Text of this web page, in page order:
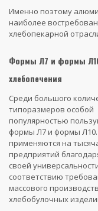
Именно поэтому
наиболее
хлебопекарной
Формы Л7 и формы
хлебопечения
Среди большого
типоразмеров особой
популярностью
формы Л7 и формы
применяются на
предприятий
своей
соответствию
массового
хлебобулочных